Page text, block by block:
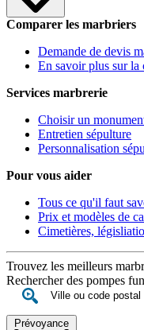
Comparer les marbriers
Demande de devis
En savoir plus sur la
Services marbrerie
Choisir un
Entretien sépulture
Personnalisation
Pour vous aider
Tous ce qu'il faut
Prix et modèles de
Cimetières,
Trouvez les meilleurs
Rechercher des pompes
Prévoyance